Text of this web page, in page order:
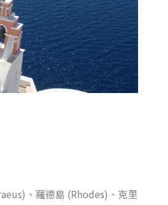
、羅德島 (Rhodes)、克里